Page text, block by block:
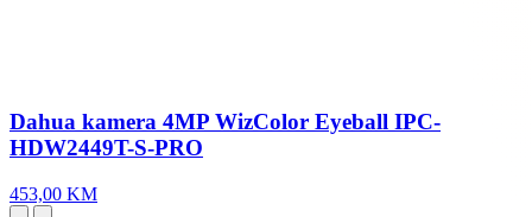
Dahua kamera 4MP WizColor Eyeball IPC-
HDW2449T-S-PRO
453,00 KM